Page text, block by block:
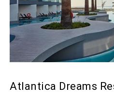
Atlantica Dreams